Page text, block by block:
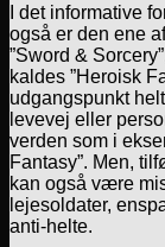
I det informative
også er den ene
”Sword &
kaldes ”Heroisk
udgangspunkt
levevej eller
verden som i
Fantasy”. Men,
kan også være
lejesoldater,
anti-helte.